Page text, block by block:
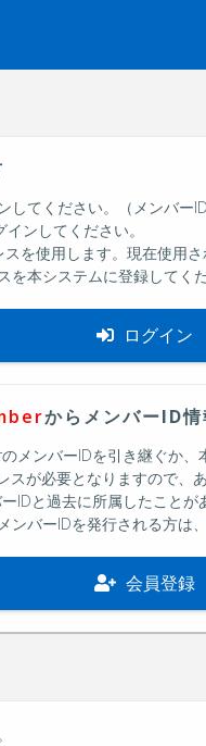
てください。（メンバー
ンしてください。
を使用します。現在使用
本システムに登録してく
ログイン
からメンバーID
ンバーIDを引き継ぐか、
が必要となりますので、
IDと過去に所属したこと
バーIDを発行される方は
会員登録